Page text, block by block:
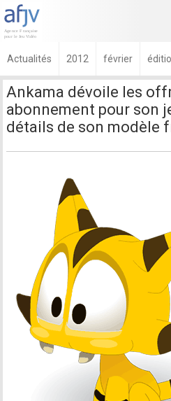
Actualités 2012 février
Ankama dévoile les
abonnement pour son
détails de son modèle